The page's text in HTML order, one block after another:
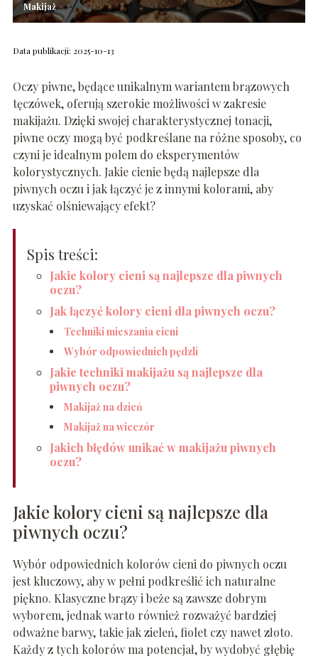
Makijaż
Data publikacji: 2025-10-13
Oczy piwne, będące unikalnym wariantem brązowych
tęczówek, oferują szerokie możliwości w zakresie
makijażu. Dzięki swojej charakterystycznej tonacji,
piwne oczy mogą być podkreślane na różne sposoby, co
czyni je idealnym polem do eksperymentów
kolorystycznych. Jakie cienie będą najlepsze dla
piwnych oczu i jak łączyć je z innymi kolorami, aby
uzyskać olśniewający efekt?
Spis treści:
Jakie kolory cieni są najlepsze dla piwnych
oczu?
Jak łączyć kolory cieni dla piwnych oczu?
Techniki mieszania cieni
Wybór odpowiednich pędzli
Jakie techniki makijażu są najlepsze dla
piwnych oczu?
Makijaż na dzień
Makijaż na wieczór
Jakich błędów unikać w makijażu piwnych
oczu?
Jakie kolory cieni są najlepsze dla
piwnych oczu?
Wybór odpowiednich kolorów cieni do piwnych oczu
jest kluczowy, aby w pełni podkreślić ich naturalne
piękno. Klasyczne brązy i beże są zawsze dobrym
wyborem, jednak warto również rozważyć bardziej
odważne barwy, takie jak zieleń, fiolet czy nawet złoto.
Każdy z tych kolorów ma potencjał, by wydobyć głębię